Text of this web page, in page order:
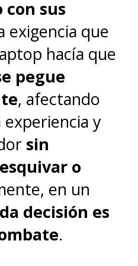
sus
exigencia que
hacía que
pegue
, afectando
y
sin
o
en un
decisión es
.